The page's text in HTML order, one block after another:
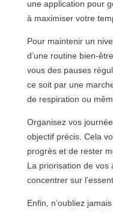
une application pour
à maximiser votre
Pour maintenir un
d’une routine bien-
vous des pauses
ce soit par une
de respiration ou
Organisez vos
objectif précis. Cela
progrès et de rester
La priorisation de vos
concentrer sur
Enfin, n’oubliez